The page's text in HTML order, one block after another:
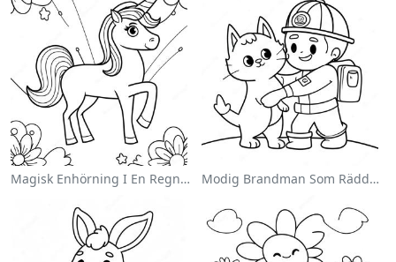
Magisk Enhörning I En Regnbåge Målarbild Modig Brandman Som Räddar En Katt Målarbild